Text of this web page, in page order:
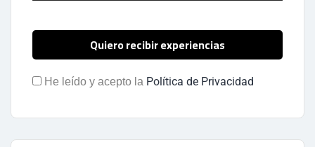
He leído y acepto la Política de Privacidad